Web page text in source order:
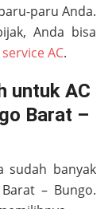
paru Anda.
Anda bisa
AC.
untuk AC
Barat –
sudah banyak
– Bungo.